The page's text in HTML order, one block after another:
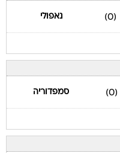
(0) נאפולי
(0) סמפדוריה